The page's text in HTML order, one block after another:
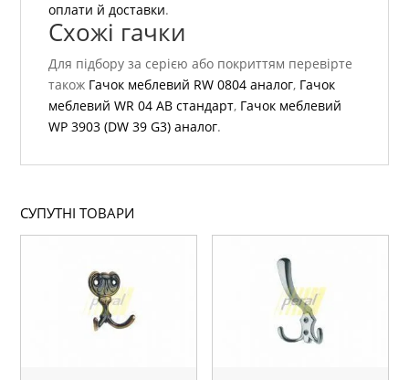
оплати й доставки.
Схожі гачки
Для підбору за серією або покриттям перевірте
також Гачок меблевий RW 0804 аналог, Гачок
меблевий WR 04 AB стандарт, Гачок меблевий
WР 3903 (DW 39 G3) аналог.
СУПУТНІ ТОВАРИ